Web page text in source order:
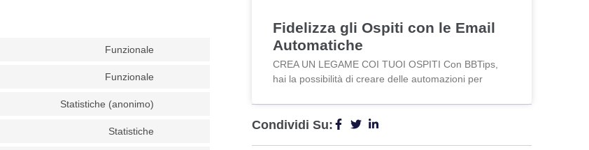
Funzionale
Funzionale
Statistiche (anonimo)
Statistiche
Fidelizza gli Ospiti con le Email
Automatiche
CREA UN LEGAME COI TUOI OSPITI Con BBTips,
hai la possibilità di creare delle automazioni per
Condividi Su: